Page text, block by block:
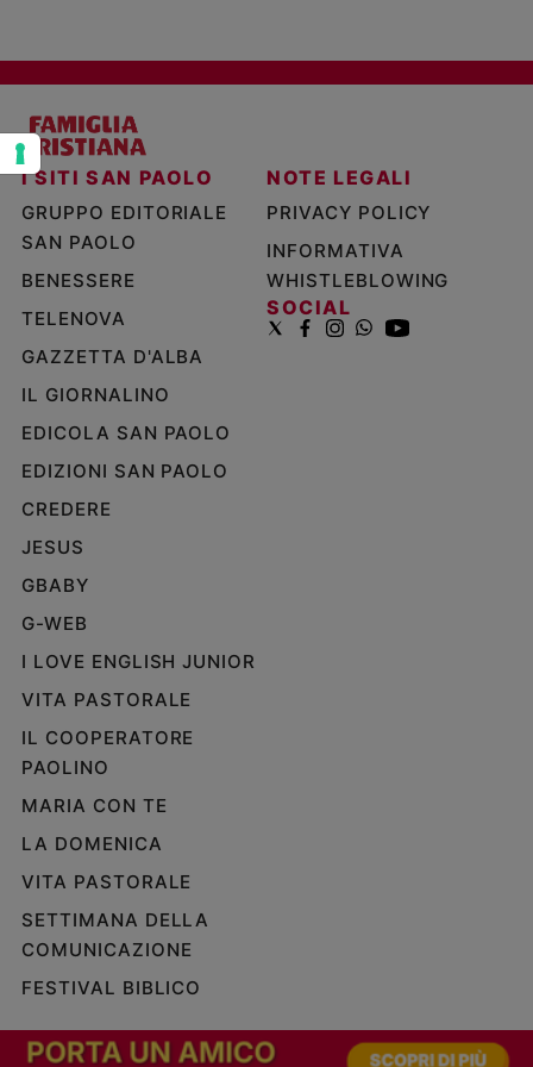
Chi
siamo
Contatti
Pubblicità
Redazione
Social
I SITI SAN PAOLO
GRUPPO EDITORIALE
SAN PAOLO
BENESSERE
TELENOVA
GAZZETTA D'ALBA
IL GIORNALINO
EDICOLA SAN PAOLO
EDIZIONI SAN PAOLO
CREDERE
JESUS
GBABY
G-WEB
I LOVE ENGLISH JUNIOR
VITA PASTORALE
IL COOPERATORE
PAOLINO
MARIA CON TE
LA DOMENICA
VITA PASTORALE
SETTIMANA DELLA
COMUNICAZIONE
FESTIVAL BIBLICO
NOTE LEGALI
PRIVACY POLICY
INFORMATIVA
WHISTLEBLOWING
SOCIAL